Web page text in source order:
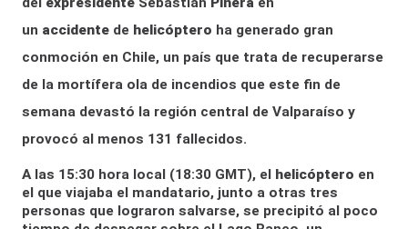
un accidente de helicóptero ha generado gran
conmoción en Chile, un país que trata de recuperarse
de la mortífera ola de incendios que este fin de
semana devastó la región central de Valparaíso y
provocó al menos 131 fallecidos.
A las 15:30 hora local (18:30 GMT), el helicóptero en
el que viajaba el mandatario, junto a otras tres
personas que lograron salvarse, se precipitó al poco